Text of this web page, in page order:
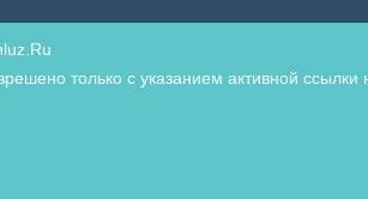
только с указанием активной ссылки